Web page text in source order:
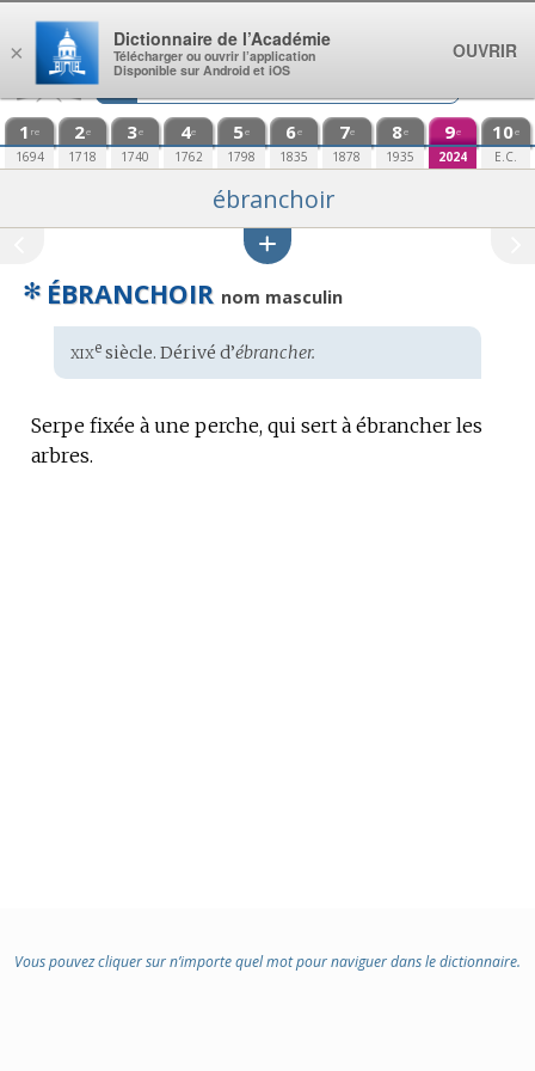
Aller au contenu
1 re
1694
2e
1718
3e
1740
4e
1762
5e
1798
6e
1835
7e
1878
8e
1935
9e
2024
10e
E.C.
ébranchoir
✻ ÉBRANCHOIR nom masculin
Étymologie
:
xixesiècle. Dérivé d’ébrancher.
Serpe fixée à une perche, qui sert à ébrancher les
arbres.
Vous pouvez cliquer sur n’importe quel mot pour naviguer dans le dictionnaire.
×
Dictionnaire de l’Académie
Télécharger ou ouvrir l’application
Disponible sur Android et iOS
OUVRIR